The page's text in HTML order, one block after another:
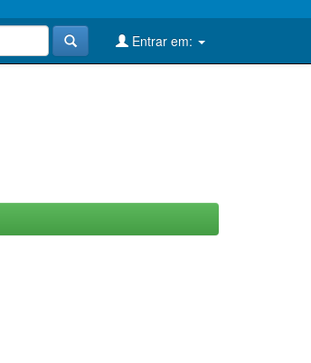
Entrar em: